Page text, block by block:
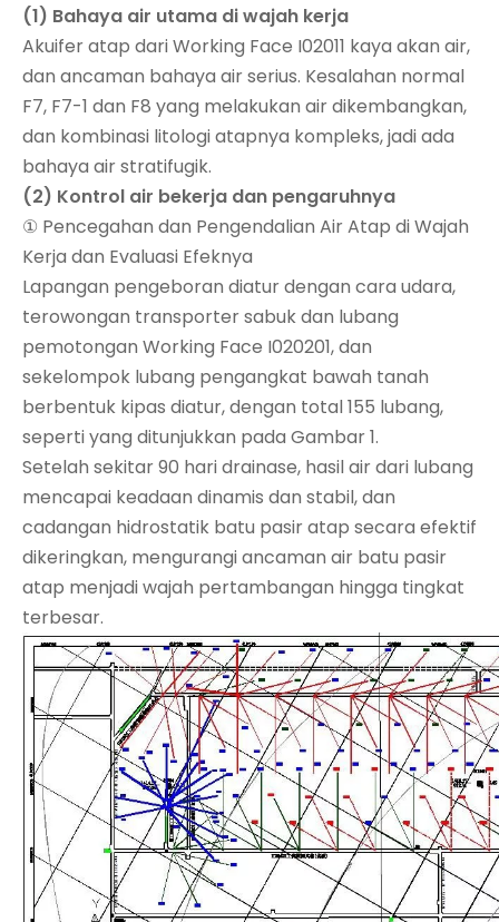
(1) Bahaya air utama di wajah kerja
Akuifer atap dari Working Face I02011 kaya akan air,
dan ancaman bahaya air serius. Kesalahan normal
F7, F7-1 dan F8 yang melakukan air dikembangkan,
dan kombinasi litologi atapnya kompleks, jadi ada
bahaya air stratifugik.
(2) Kontrol air bekerja dan pengaruhnya
① Pencegahan dan Pengendalian Air Atap di Wajah
Kerja dan Evaluasi Efeknya
Lapangan pengeboran diatur dengan cara udara,
terowongan transporter sabuk dan lubang
pemotongan Working Face I020201, dan
sekelompok lubang pengangkat bawah tanah
berbentuk kipas diatur, dengan total 155 lubang,
seperti yang ditunjukkan pada Gambar 1.
Setelah sekitar 90 hari drainase, hasil air dari lubang
mencapai keadaan dinamis dan stabil, dan
cadangan hidrostatik batu pasir atap secara efektif
dikeringkan, mengurangi ancaman air batu pasir
atap menjadi wajah pertambangan hingga tingkat
terbesar.